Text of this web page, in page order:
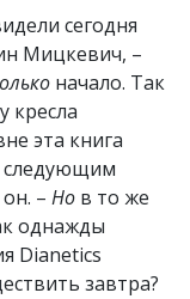
сегодня
Мицкевич, –
начало. Так
кресла
эта книга
следующим
– Но в то же
однажды
Dianetics
завтра?